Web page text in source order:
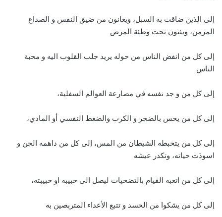
إلى الذين ضاقت به السبل، ويعانون من ضيق النفس و الصداع
المزمن، ويئنون تحت وطئة المرض
إلى كل من انفض الناس من حوله يريد جلب القلوب اليه و محبة
الناس
إلى كل من و جد نفسه في مصارعة العوالم السفلية،
إلى كل من يحس بالضجر و الكرب والضغط النفسي أو المادي،
إلى كل من يتخبطه الشيطان من المس، إلى كل من داهمه الجن و
اسودَت حياته، وتكدر عيشه
إلى كل من اتعبه القيام بالتضحيات ليصل الى حبيبه او حبيبته،
إلى كل من يشكوا من الحسد و تتبع الأعداء المتربصين به